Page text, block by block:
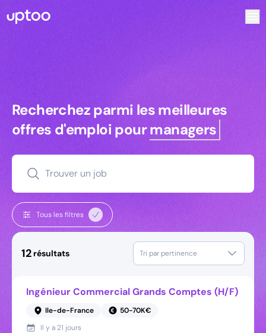
Recherchez parmi les meilleures
Recherchez parmi les meilleures
offres d'emploi pourmanagers
Trouver un job
Tous les filtres
12 résultats Tri par pertinence
Ingénieur Commercial Grands Comptes (H/F)
Ile-de-France
50-70K€
Il y a 21 jours